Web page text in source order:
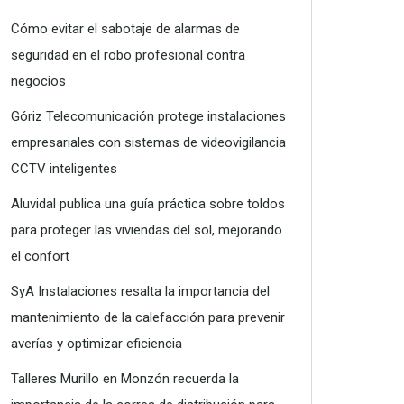
Cómo evitar el sabotaje de alarmas de
seguridad en el robo profesional contra
negocios
Góriz Telecomunicación protege instalaciones
empresariales con sistemas de videovigilancia
CCTV inteligentes
Aluvidal publica una guía práctica sobre toldos
para proteger las viviendas del sol, mejorando
el confort
SyA Instalaciones resalta la importancia del
mantenimiento de la calefacción para prevenir
averías y optimizar eficiencia
Talleres Murillo en Monzón recuerda la